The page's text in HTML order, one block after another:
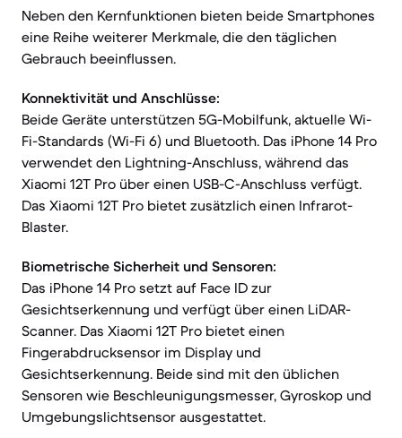
Neben den Kernfunktionen bieten beide Smartphones
eine Reihe weiterer Merkmale, die den täglichen
Gebrauch beeinflussen.
Konnektivität und Anschlüsse:
Beide Geräte unterstützen 5G-Mobilfunk, aktuelle Wi-
Fi-Standards (Wi-Fi 6) und Bluetooth. Das iPhone 14 Pro
verwendet den Lightning-Anschluss, während das
Xiaomi 12T Pro über einen USB-C-Anschluss verfügt.
Das Xiaomi 12T Pro bietet zusätzlich einen Infrarot-
Blaster.
Biometrische Sicherheit und Sensoren:
Das iPhone 14 Pro setzt auf Face ID zur
Gesichtserkennung und verfügt über einen LiDAR-
Scanner. Das Xiaomi 12T Pro bietet einen
Fingerabdrucksensor im Display und
Gesichtserkennung. Beide sind mit den üblichen
Sensoren wie Beschleunigungsmesser, Gyroskop und
Umgebungslichtsensor ausgestattet.